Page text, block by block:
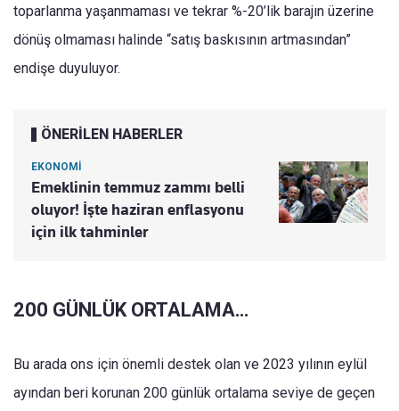
toparlanma yaşanmaması ve tekrar %-20’lik barajın üzerine
dönüş olmaması halinde “satış baskısının artmasından”
endişe duyuluyor.
ÖNERİLEN HABERLER
EKONOMİ
Emeklinin temmuz zammı belli
oluyor! İşte haziran enflasyonu
için ilk tahminler
200 GÜNLÜK ORTALAMA…
Bu arada ons için önemli destek olan ve 2023 yılının eylül
ayından beri korunan 200 günlük ortalama seviye de geçen